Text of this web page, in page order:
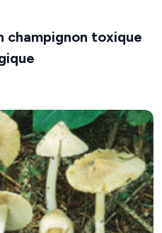
champignon toxique